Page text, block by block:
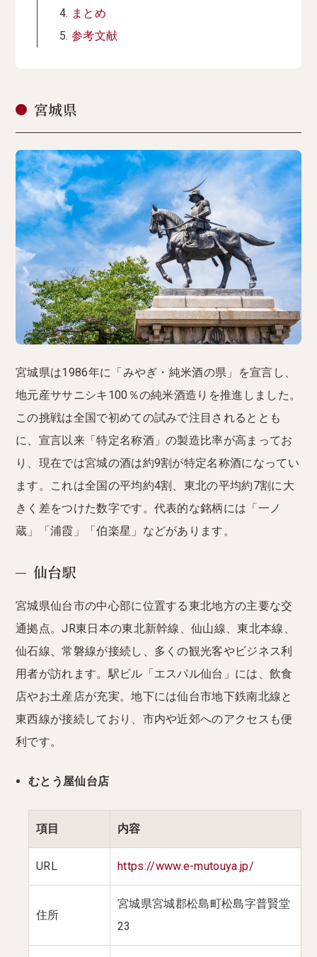
まとめ
参考文献
宮城県
宮城県は1986年に「みやぎ・純米酒の県」を宣言し、
地元産ササニシキ100％の純米酒造りを推進しました。
この挑戦は全国で初めての試みで注目されるととも
に、宣言以来「特定名称酒」の製造比率が高まってお
り、現在では宮城の酒は約9割が特定名称酒になってい
ます。これは全国の平均約4割、東北の平均約7割に大
きく差をつけた数字です。代表的な銘柄には「一ノ
蔵」「浦霞」「伯楽星」などがあります。
仙台駅
宮城県仙台市の中心部に位置する東北地方の主要な交
通拠点。JR東日本の東北新幹線、仙山線、東北本線、
仙石線、常磐線が接続し、多くの観光客やビジネス利
用者が訪れます。駅ビル「エスパル仙台」には、飲食
店やお土産店が充実。地下には仙台市地下鉄南北線と
東西線が接続しており、市内や近郊へのアクセスも便
利です。
むとう屋仙台店
項目 内容
URL https://www.e-mutouya.jp/
住所
宮城県宮城郡松島町松島字普賢堂
23